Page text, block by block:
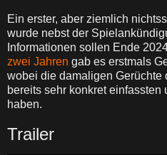
Ein erster, aber ziemlich
wurde nebst der
Informationen sollen Ende
zwei Jahren gab es erstmals
wobei die damaligen Gerüchte
bereits sehr konkret einfassten
haben.
Trailer